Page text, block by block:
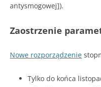
antysmogowej]).
Zaostrzenie
Nowe rozporządzenie
Tylko do końca